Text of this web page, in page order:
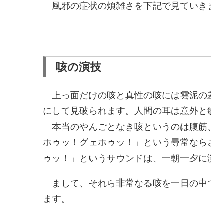
風邪の症状の煩雑さを下記で見ていき
咳の演技
上っ面だけの咳と真性の咳には雲泥の
にして見破られます。人間の耳は意外と
本当のやんごとなき咳というのは腹筋
ホゥッ！グェホゥッ！」という尋常な
ゥッ！」というサウンドは、一朝一夕に
まして、それら非常なる咳を一日の中
ます。